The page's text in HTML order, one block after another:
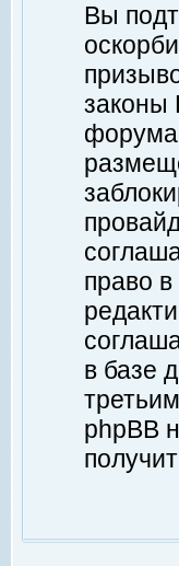
Вы
законы
форума
право
в базе
phpBB